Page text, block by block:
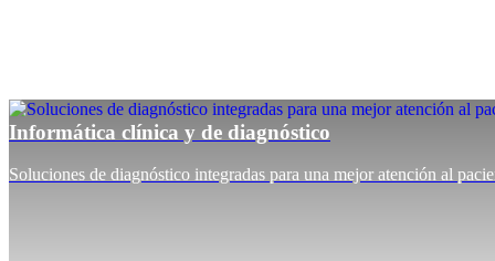
Informática clínica y de diagnóstico
Soluciones de diagnóstico integradas para una mejor atención al